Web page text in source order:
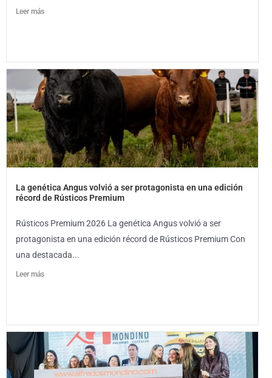
Leer más
La genética Angus volvió a ser protagonista en una edición
récord de Rústicos Premium
Rústicos Premium 2026 La genética Angus volvió a ser
protagonista en una edición récord de Rústicos Premium Con
una destacada...
Leer más